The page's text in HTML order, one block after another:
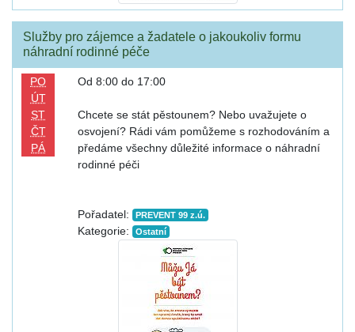
Služby pro zájemce a žadatele o jakoukoliv formu
náhradní rodinné péče
PO
ÚT
ST
ČT
PÁ
Od 8:00 do 17:00
Chcete se stát pěstounem? Nebo uvažujete o
osvojení? Rádi vám pomůžeme s rozhodováním a
předáme všechny důležité informace o náhradní
rodinné péči
Pořadatel: PREVENT 99 z.ú.
Kategorie: Ostatní